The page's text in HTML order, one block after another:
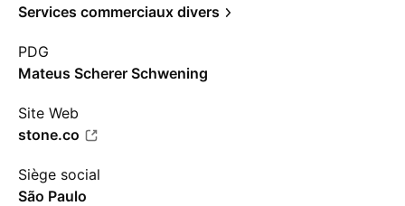
Services commerciaux divers
PDG
Mateus Scherer Schwening
Site Web
stone.co
Siège social
São Paulo